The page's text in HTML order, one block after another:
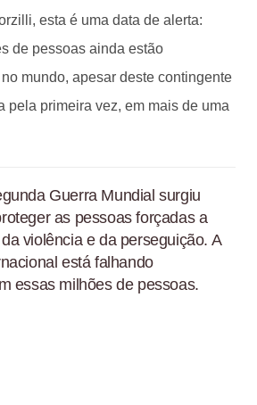
esta é uma data de alerta:
de pessoas ainda estão
mundo, apesar deste contingente
pela primeira vez, em mais de uma
Guerra Mundial surgiu
as pessoas forçadas a
violência e da perseguição. A
está falhando
essas milhões de pessoas.